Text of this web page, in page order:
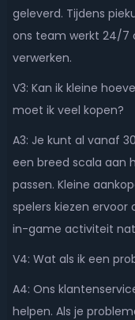
geleverd. Tijdens
ons team werkt 24/7
verwerken.
V3: Kan ik kleine
moet ik veel kopen?
A3: Je kunt al vanaf
een breed scala aan
passen. Kleine
spelers kiezen
in-game activiteit
V4: Wat als ik een
A4: Ons
helpen. Als je